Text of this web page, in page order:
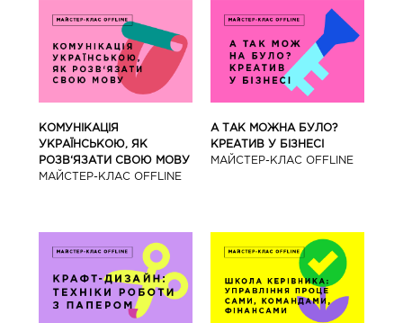
КОМУНІКАЦІЯ
УКРАЇНСЬКОЮ, ЯК
РОЗВ‘ЯЗАТИ СВОЮ МОВУ
МАЙCТЕР-КЛАС OFFLINE
А ТАК МОЖНА БУЛО?
КРЕАТИВ У БІЗНЕСІ
МАЙCТЕР-КЛАС OFFLINE